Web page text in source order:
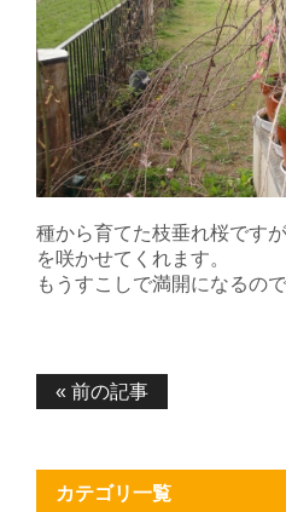
種から育てた枝垂れ桜です
を咲かせてくれます。
もうすこしで満開になるの
« 前の記事
カテゴリ一覧